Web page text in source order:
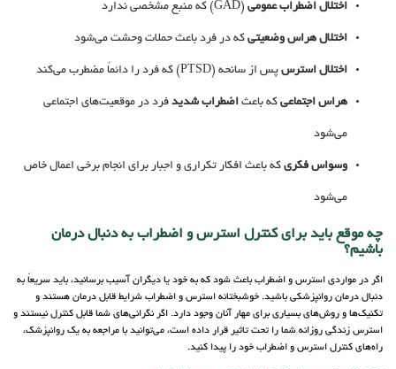
اختلال اضطراب عمومی (GAD) که منبع مشخصی ندارد
اختلال هراس وضعیتی که در فرد باعث حملات وحشت می‌شود
اختلال استرس پس از سانحه (PTSD) که فرد را دائماً مضطرب می‌کند
هراس اجتماعی که باعث اضطراب شدید فرد در موقعیت‌های اجتماعی
می‌شود
وسواس فکری که باعث افکار تکراری و اجبار برای انجام برخی اعمال خاص
می‌شود
چه موقع باید برای کنترل استرس و اضطراب به دنبال درمان
باشیم؟
اگر در مواردی استرس و اضطراب باعث شود که به خود یا دیگران آسیب برسانید، باید سریعاً به
دنبال درمان روانپزشکی باشید. خوشبختانه استرس و اضطراب شرایط قابل درمان هستند و
تکنیک‌ها و روش‌های بسیاری برای مهار آنان وجود دارد. اگر نگرانی‌های شما قابل کنترل نیستند و
استرس زندگی روزانه شما را تحت تاثیر قرار داده است، می‌توانید با مراجعه به یک روانپزشک،
راه‌های کنترل استرس و اضطراب خود را پیدا کنید.